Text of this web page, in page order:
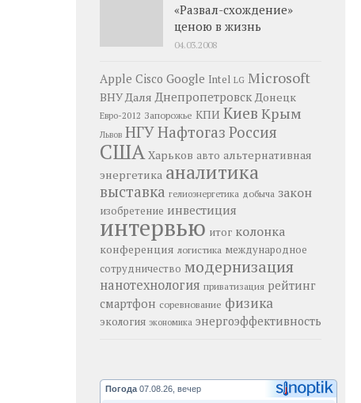
«Развал-схождение»
ценою в жизнь
04.03.2008
Apple Cisco Google Intel LG Microsoft
ВНУ Даля Днепропетровск Донецк
Евро-2012 Запорожье КПИ Киев Крым
Львов НГУНафтогаз Россия
США Харьков авто альтернативная
энергетика аналитика
выставка гелиоэнергетика добыча закон
изобретение инвестиция
интервью итог колонка
конференция логистика международное
сотрудничество модернизация
нанотехнология приватизация рейтинг
смартфон соревнование физика
экология экономика энергоэффективность
Погода 07.08.26, вечер